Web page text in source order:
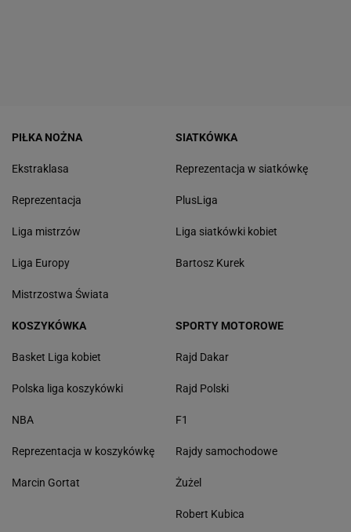
PIŁKA NOŻNA
Ekstraklasa
Reprezentacja
Liga mistrzów
Liga Europy
Mistrzostwa Świata
SIATKÓWKA
Reprezentacja w siatkówkę
PlusLiga
Liga siatkówki kobiet
Bartosz Kurek
KOSZYKÓWKA
Basket Liga kobiet
Polska liga koszykówki
NBA
Reprezentacja w koszykówkę
Marcin Gortat
SPORTY MOTOROWE
Rajd Dakar
Rajd Polski
F1
Rajdy samochodowe
Żużel
Robert Kubica